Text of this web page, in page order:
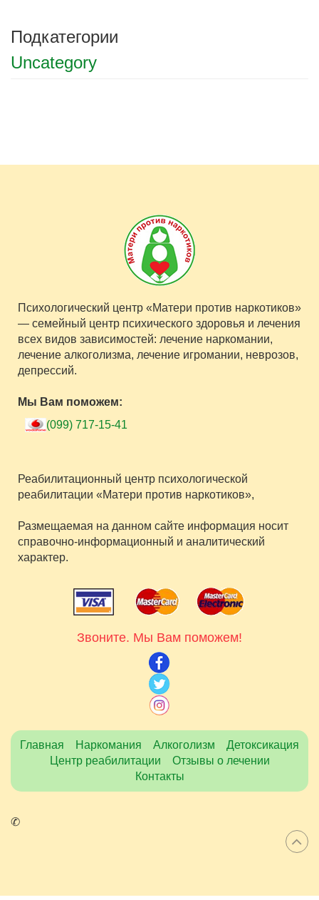
Подкатегории
Uncategory
Психологический центр «Матери против наркотиков»
— семейный центр психического здоровья и лечения
всех видов зависимостей: лечение наркомании,
лечение алкоголизма, лечение игромании, неврозов,
депрессий.
Мы Вам поможем:
(099) 717-15-41
Реабилитационный центр психологической
реабилитации «Матери против наркотиков»,
Размещаемая на данном сайте информация носит
справочно-информационный и аналитический
характер.
Звоните. Мы Вам поможем!
Главная Наркомания Алкоголизм
Детоксикация
Центр реабилитации
Отзывы о лечении
Контакты
✆